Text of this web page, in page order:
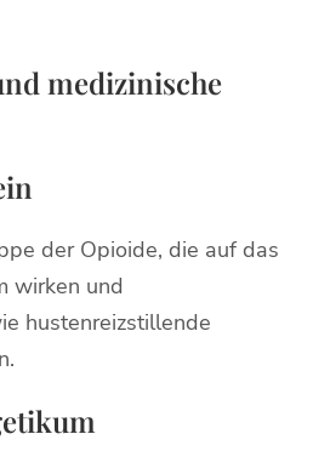
medizinische
der Opioide, die auf das
wirken und
hustenreizstillende